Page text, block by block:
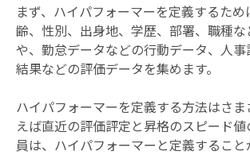
まず、ハイパフォーマーを定義するた
齢、性別、出身地、学歴、部署、職種
や、勤怠データなどの行動データ、人
結果などの評価データを集めます。
ハイパフォーマーを定義する方法はさ
えば直近の評価評定と昇格のスピード
員は、ハイパフォーマーと定義すること